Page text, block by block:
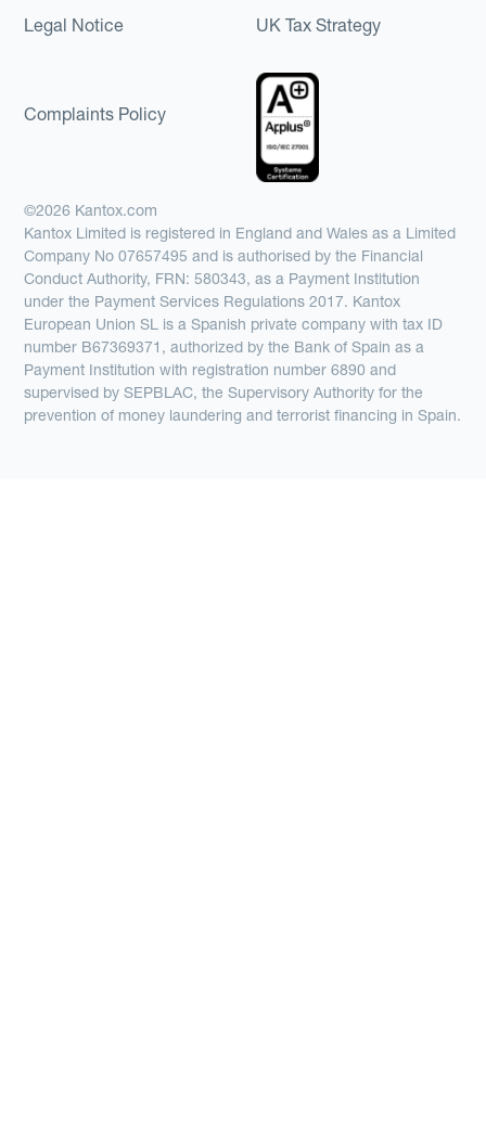
Legal Notice
UK Tax Strategy
Complaints Policy
©2026 Kantox.com
Kantox Limited is registered in England and Wales as a Limited
Company No 07657495 and is authorised by the Financial
Conduct Authority, FRN: 580343, as a Payment Institution
under the Payment Services Regulations 2017. Kantox
European Union SL is a Spanish private company with tax ID
number B67369371, authorized by the Bank of Spain as a
Payment Institution with registration number 6890 and
supervised by SEPBLAC, the Supervisory Authority for the
prevention of money laundering and terrorist financing in Spain.